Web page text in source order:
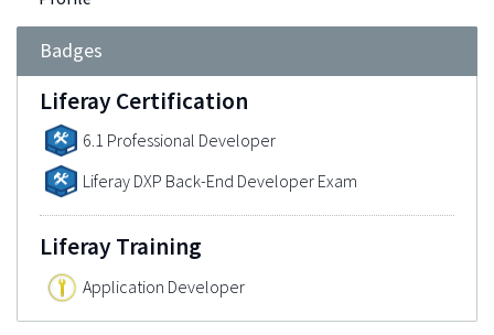
Badges
Liferay Certification
6.1 Professional Developer
Liferay DXP Back-End Developer Exam
Liferay Training
Application Developer